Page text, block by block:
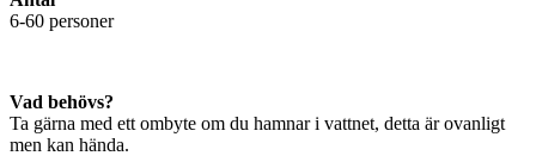
6-60 personer
Vad behövs?
Ta gärna med ett ombyte om du hamnar i vattnet, detta är ovanligt
men kan hända.